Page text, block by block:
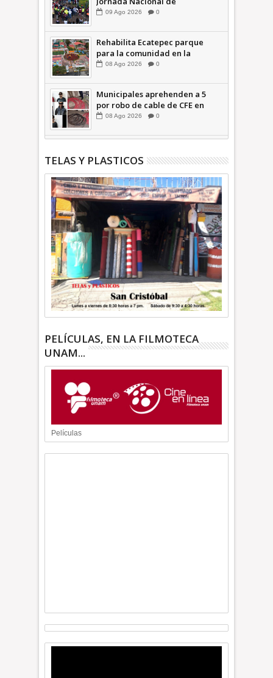
Reforestación; plantan 3 mil
09 Ago 2026 0
Rehabilita Ecatepec parque
para la comunidad en la
Petroquímica 1 +Video |
08 Ago 2026 0
Municipales aprehenden a 5
por robo de cable de CFE en
Jardines de Casa Nueva +Video
08 Ago 2026 0
TELAS Y PLASTICOS
PELÍCULAS, EN LA FILMOTECA
UNAM...
Películas